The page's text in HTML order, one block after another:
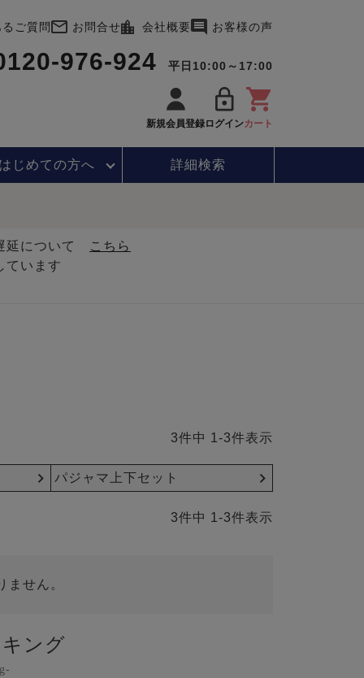
ご質問 お問合せ 会社概要 お客様の声
976-924 平日10:00～17:00
新規会員登録ログインカート
じめての方へ 詳細検索
延について
こちら
ています
3件中 1 -3件表示
パジャマ上下セット
3件中 1 -3件表示
ません。
ング